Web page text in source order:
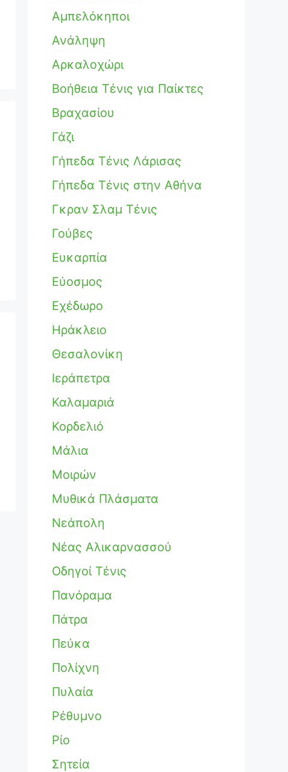
Αμπελόκηποι
Ανάληψη
Αρκαλοχώρι
Βοήθεια Τένις για Παίκτες
Βραχασίου
Γάζι
Γήπεδα Τένις Λάρισας
Γήπεδα Τένις στην Αθήνα
Γκραν Σλαμ Τένις
Γούβες
Ευκαρπία
Εύοσμος
Εχέδωρο
Ηράκλειο
Θεσαλονίκη
Ιεράπετρα
Καλαμαριά
Κορδελιό
Μάλια
Μοιρών
Μυθικά Πλάσματα
Νεάπολη
Νέας Αλικαρνασσού
Οδηγοί Τένις
Πανόραμα
Πάτρα
Πεύκα
Πολίχνη
Πυλαία
Ρέθυμνο
Ρίο
Σητεία